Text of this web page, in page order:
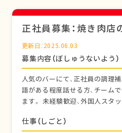
正社員募集：焼き肉店
更新日：2025.06.03
募集内容（ぼしゅうないよう）
人気のバーにて、正社員の調理
語がある程度話せる方、チーム
ます。 未経験歓迎、外国人スタ
仕事（しごと）